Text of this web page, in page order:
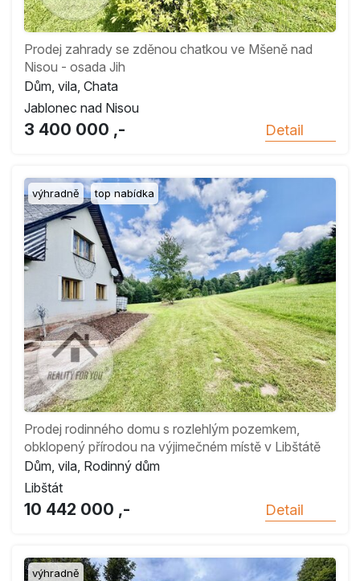
Prodej zahrady se zděnou chatkou ve Mšeně nad
Nisou - osada Jih
Dům, vila, Chata
Jablonec nad Nisou
3 400 000 ,- Detail
výhradně top nabídka
Prodej rodinného domu s rozlehlým pozemkem,
obklopený přírodou na výjimečném místě v Libštátě
Dům, vila, Rodinný dům
Libštát
10 442 000 ,- Detail
výhradně